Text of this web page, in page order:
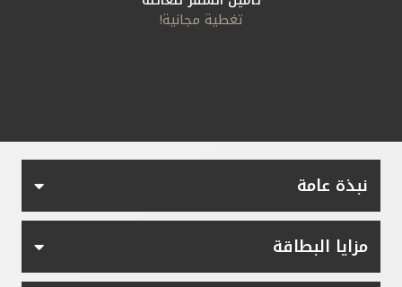
تغطية مجانية!
نبذة عامة
مزايا البطاقة